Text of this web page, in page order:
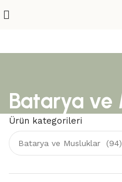
Batarya ve
Ürün kategorileri